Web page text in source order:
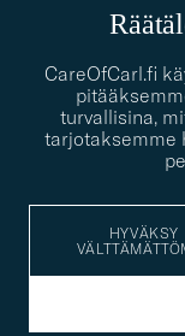
CareOfCarl.fi
turvallisina,
tarjotaksemme
HYVÄKSY
Kaipaatko apua
mielellämme!
© Care of Carl